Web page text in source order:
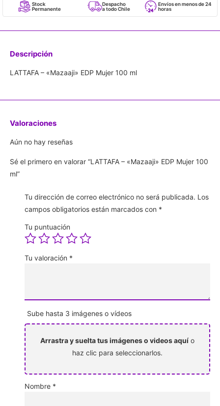
Stock
Permanente
Despacho
a todo Chile
Envíos en menos de 24
horas
Descripción
LATTAFA – «Mazaaji» EDP Mujer 100 ml
Valoraciones
Aún no hay reseñas
Sé el primero en valorar “LATTAFA – «Mazaaji» EDP Mujer 100
ml”
Tu dirección de correo electrónico no será publicada. Los
campos obligatorios están marcados con *
Tu puntuación
Tu valoración *
Sube hasta 3 imágenes o vídeos
Arrastra y suelta tus imágenes o videos aquí o
haz clic para seleccionarlos.
Nombre *